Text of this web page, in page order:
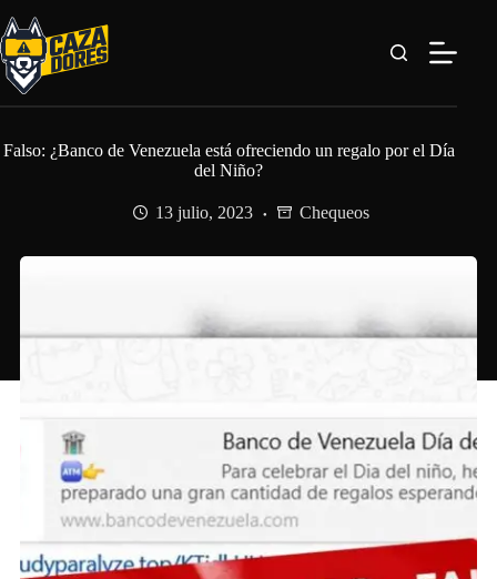
al
contenido
Falso: ¿Banco de Venezuela está ofreciendo un regalo por el Día
del Niño?
13 julio, 2023 Chequeos